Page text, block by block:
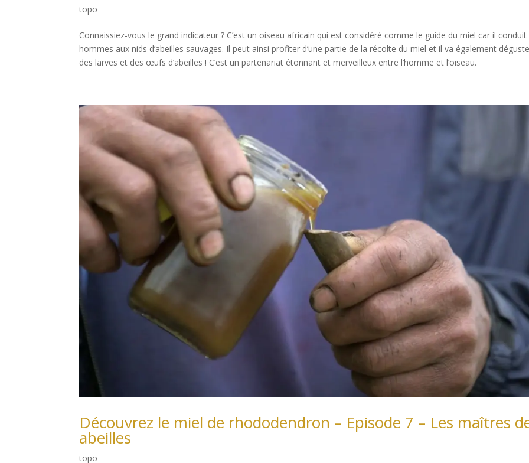
topo
Connaissiez-vous le grand indicateur ? C’est un oiseau africain qui est considéré comme le guide du miel car il conduit
hommes aux nids d’abeilles sauvages. Il peut ainsi profiter d’une partie de la récolte du miel et il va également
des larves et des œufs d’abeilles ! C’est un partenariat étonnant et merveilleux entre l’homme et l’oiseau.
Découvrez le miel de rhododendron – Episode 7 – Les maîtres
abeilles
topo